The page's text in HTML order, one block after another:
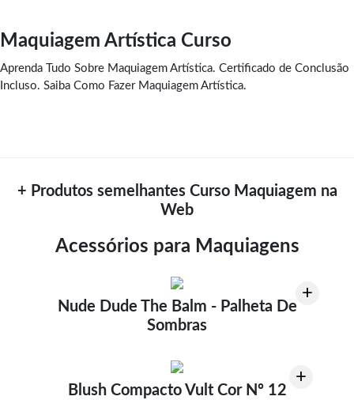
Maquiagem Artística Curso
Aprenda Tudo Sobre Maquiagem Artística. Certificado de Conclusão
Incluso. Saiba Como Fazer Maquiagem Artística.
+ Produtos semelhantes Curso Maquiagem na
Web
Acessórios para Maquiagens
+
Nude Dude The Balm - Palheta De
Sombras
+
Blush Compacto Vult Cor Nº 12